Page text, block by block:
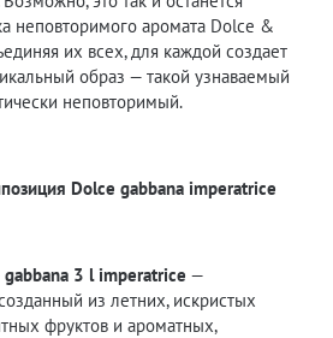
неповторимого аромата Dolce &
их всех, для каждой создает
образ — такой узнаваемый
неповторимый.
Dolce gabbana imperatrice
3 l imperatrice —
из летних, искристых
фруктов и ароматных,